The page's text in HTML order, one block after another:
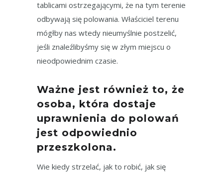
tablicami ostrzegającymi, że na tym terenie
odbywają się polowania. Właściciel terenu
mógłby nas wtedy nieumyślnie postzelić,
jeśli znaleźlibyśmy się w złym miejscu o
nieodpowiednim czasie.
Ważne jest również to, że
osoba, która dostaje
uprawnienia do polowań
jest odpowiednio
przeszkolona.
Wie kiedy strzelać, jak to robić, jak się